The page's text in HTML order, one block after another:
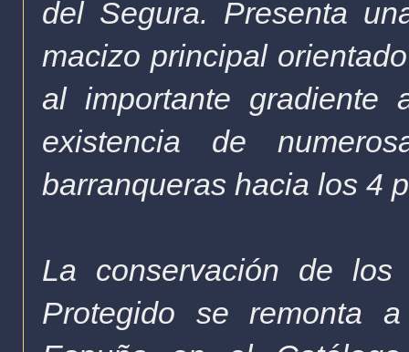
del Segura. Presenta
macizo principal
al importante gradiente
existencia de
barranqueras hacia los 4
La conservación de
Protegido se remonta